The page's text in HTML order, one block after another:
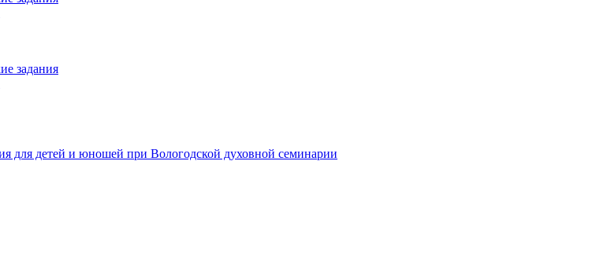
задания
для детей и юношей при Вологодской духовной семинарии